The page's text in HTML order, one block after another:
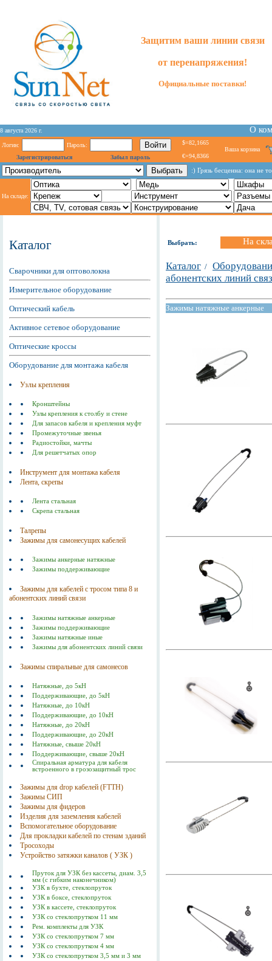
Защитим ваши линии связи
от перенапряжения!
Официальные поставки!
8 августа 2026 г. О
Логин:
Пароль:
Зарегистрироваться
Забыл пароль
$=82,1665
€=94,8366
Ваша корзина
:) Грязь бесценна: она не
На складе:
Каталог
Сварочники для оптоволокна
Измерительное оборудование
Оптический кабель
Активное сетевое оборудование
Оптические кроссы
Оборудование для монтажа кабеля
Узлы крепления
Кронштейны
Узлы крепления к столбу и стене
Для запасов кабеля и крепления муфт
Промежуточные звенья
Радиостойки, мачты
Для решетчатых опор
Инструмент для монтажа кабеля
Лента, скрепы
Лента стальная
Скрепа стальная
Талрепы
Зажимы для самонесущих кабелей
Зажимы анкерные натяжные
Зажимы поддерживающие
Зажимы для кабелей с тросом типа 8 и
абонентских линий связи
Зажимы натяжные анкерные
Зажимы поддерживающие
Зажимы натяжные иные
Зажимы для абонентских линий связи
Зажимы спиральные для самонесов
Натяжные, до 5кН
Поддерживающие, до 5кН
Натяжные, до 10кН
Поддерживающие, до 10кН
Натяжные, до 20кН
Поддерживающие, до 20кН
Натяжные, свыше 20кН
Поддерживающие, свыше 20кН
Спиральная арматура для кабеля
встроенного в грозозащитный трос
Зажимы для drop кабелей (FTTH)
Зажимы СИП
Зажимы для фидеров
Изделия для заземления кабелей
Вспомогательное оборудование
Для прокладки кабелей по стенам зданий
Тросоходы
Устройство затяжки каналов ( УЗК )
Пруток для УЗК без кассеты, диам. 3,5
мм (с гибким наконечником)
УЗК в бухте, стеклопруток
УЗК в боксе, стеклопруток
УЗК в кассете, стеклопруток
УЗК со стеклопрутком 11 мм
Рем. комплекты для УЗК
УЗК со стеклопрутком 7 мм
УЗК со стеклопрутком 4 мм
УЗК со стеклопрутком 3,5 мм и 3 мм
Выбрать: На
Каталог /
абонентских линий
Зажимы натяжные анкерные